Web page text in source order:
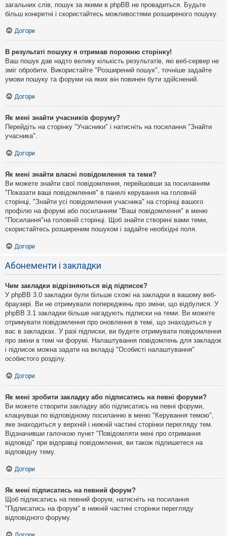
загальних слів, пошук за якими в phpBB не провадиться. Будьте
більш конкретні і скористайтесь можливостями розширеного пошуку.
Догори
В результаті пошуку я отримав порожню сторінку!
Ваш пошук дав надто велику кількість результатів, які веб-сервер не
зміг обробити. Використайте "Розширений пошук", точніше задайте
умови пошуку та форуми на яких він повинен бути здійснений.
Догори
Як мені знайти учасників форуму?
Перейдіть на сторінку "Учасники" і натисніть на посилання "Знайти
учасника".
Догори
Як мені знайти власні повідомлення та теми?
Ви можете знайти свої повідомлення, перейшовши за посиланням
"Показати ваші повідомлення" в панелі керування на головній
сторінці, "Знайти усі повідомлення учасника" на сторінці вашого
профілю на форумі або посиланням "Ваші повідомлення" в меню
"Посилання"на головній сторінці. Щоб знайти створені вами теми,
скористайтесь розширеним пошуком і задайте необхідні поля.
Догори
Абонементи і закладки
Чим закладки відрізняються від підписок?
У phpBB 3.0 закладки були більше схожі на закладки в вашому веб-
браузері. Ви не отримували попереджень про зміни, що відбулися. У
phpBB 3.1 закладки більше нагадують підписки на теми. Ви можете
отримувати повідомлення про оновлення в темі, що знаходиться у
вас в закладках. У разі підписки, ви будете отримувати повідомлення
про зміни в темі чи форумі. Налаштування повідомлень для закладок
і підписок можна задати на вкладці "Особисті налаштування"
особистого розділу.
Догори
Як мені зробити закладку або підписатись на певні форуми?
Ви можете створити закладку або підписатись на певні форуми,
клацнувши по відповідному посиланню в меню "Керування темою",
яке знаходиться у верхній і нижній частині сторінки перегляду тем.
Відзначивши галочкою пункт "Повідомляти мені про отримання
відповіді" при відправці повідомлення, ви також підпишетеся на
відповідну тему.
Догори
Як мені підписатись на певний форум?
Щоб підписатись на певний форум, натисніть на посилання
"Підписатись на форум" в нижній частині сторінки перегляду
відповідного форуму.